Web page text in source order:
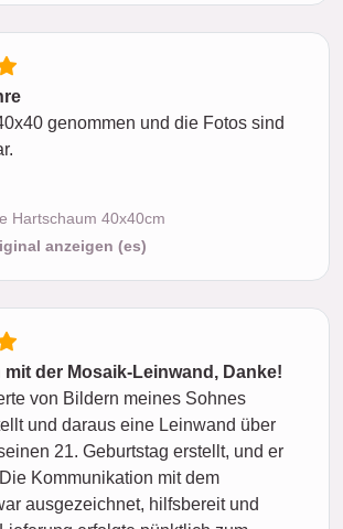
genommen und die Fotos sind
Hartschaum 40x40cm
anzeigen (es)
der Mosaik-Leinwand, Danke!
von Bildern meines Sohnes
und daraus eine Leinwand über
21. Geburtstag erstellt, und er
Kommunikation mit dem
ausgezeichnet, hilfsbereit und